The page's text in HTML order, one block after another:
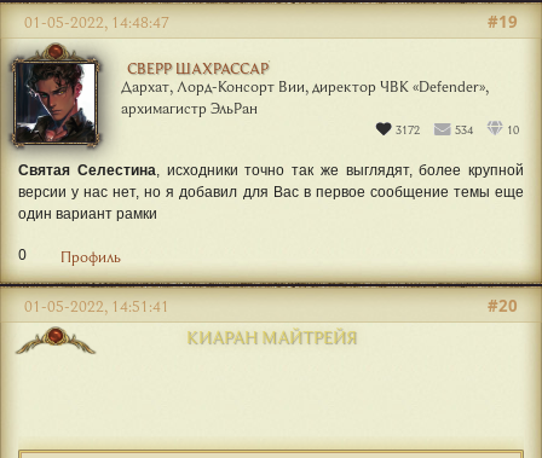
СВЕРР ШАХРАССАР
Дархат, Лорд-Консорт Вии, директор ЧВК «Defender»,
архимагистр ЭльРан
3172 534 10
#19
01-05-2022, 14:48:47
Святая Селестина , исходники точно так же выглядят, более крупной
версии у нас нет, но я добавил для Вас в первое сообщение темы еще
один вариант рамки
0 Профиль
КИАРАН МАЙТРЕЙЯ
#20
01-05-2022, 14:51:41